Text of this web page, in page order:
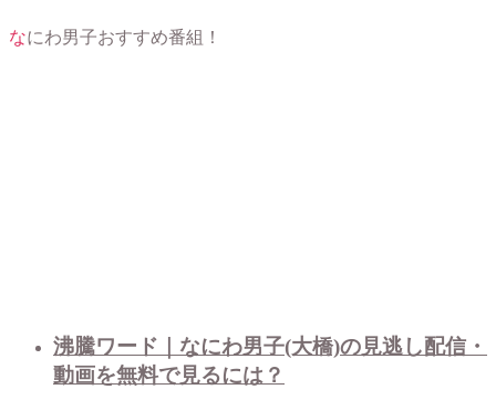
なにわ男子おすすめ番組！
沸騰ワード｜なにわ男子(大橋)の見逃し配信・
動画を無料で見るには？